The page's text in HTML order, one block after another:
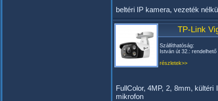
beltéri IP kamera, vezeték
TP-Link
Szállíthatóság:
István út 32.: rendelhető
részletek>>
FullColor, 4MP, 2, 8mm,
mikrofon